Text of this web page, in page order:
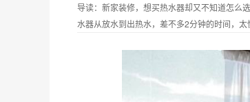
导读：新家装修，想买热水器却又不知道怎么
水器从放水到出热水，差不多2分钟的时间，太